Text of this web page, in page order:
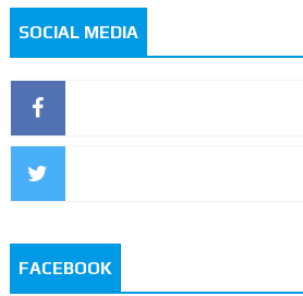
SOCIAL MEDIA
FACEBOOK